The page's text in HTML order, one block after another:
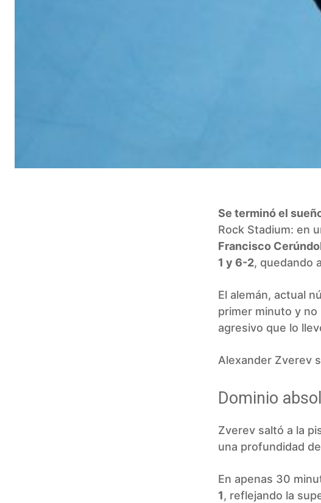
Se terminó el
Rock Stadium: en
Francisco
1 y 6-2, quedando
El alemán, actual
primer minuto y
agresivo que lo
Alexander Zverev
Dominio
Zverev saltó a la
una profundidad
En apenas 30
1, reflejando la